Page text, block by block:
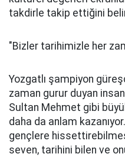
takdirle takip ettiğini
"Bizler tarihimizle her
Yozgatlı şampiyon
zaman gurur duyan
Sultan Mehmet gibi
daha da anlam
gençlere
seven, tarihini bilen ve